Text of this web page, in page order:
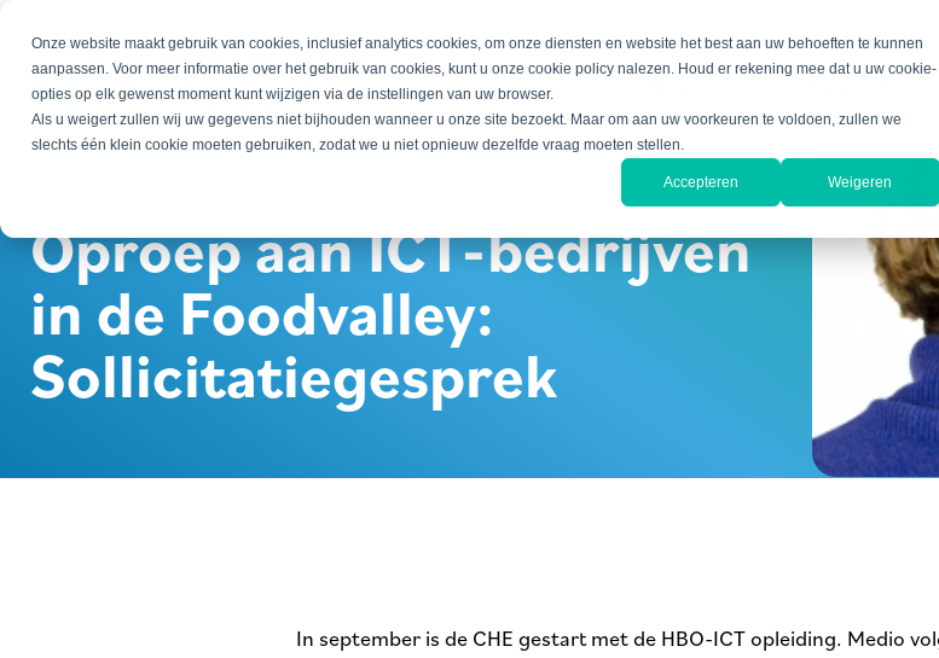
Onze website maakt gebruik van cookies, inclusief analytics cookies, om onze diensten en website het best aan uw behoeften te kunnen
aanpassen. Voor meer informatie over het gebruik van cookies, kunt u onze cookie policy nalezen. Houd er rekening mee dat u uw cookie-
opties op elk gewenst moment kunt wijzigen via de instellingen van uw browser.
Als u weigert zullen wij uw gegevens niet bijhouden wanneer u onze site bezoekt. Maar om aan uw voorkeuren te voldoen, zullen we
slechts één klein cookie moeten gebruiken, zodat we u niet opnieuw dezelfde vraag moeten stellen.
Accepteren Weigeren
Speerpunten
Oproep aan ICT-bedrijven
in de Foodvalley:
Sollicitatiegesprek
In september is de CHE gestart met de HBO-ICT opleiding. Medio